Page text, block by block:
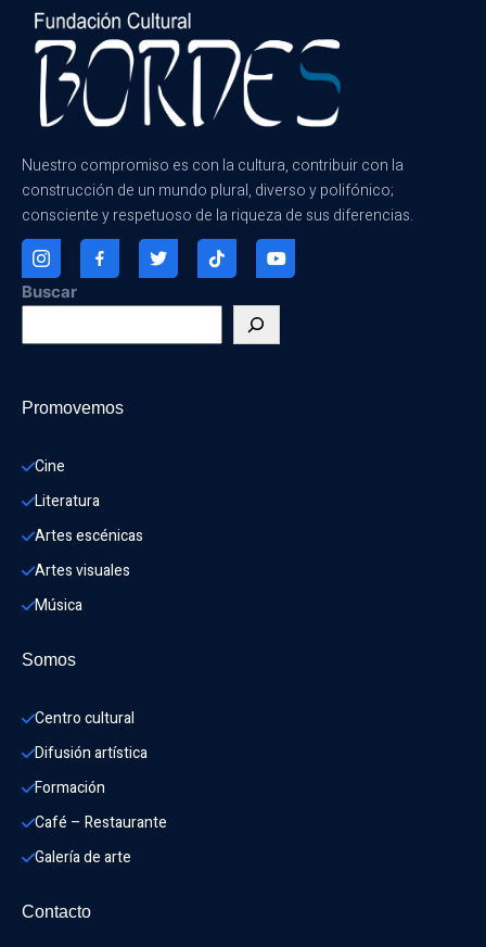
Nuestro compromiso es con la cultura, contribuir con la
construcción de un mundo plural, diverso y polifónico;
consciente y respetuoso de la riqueza de sus diferencias.
Buscar
Promovemos
Cine
Literatura
Artes escénicas
Artes visuales
Música
Somos
Centro cultural
Difusión artística
Formación
Café – Restaurante
Galería de arte
Contacto